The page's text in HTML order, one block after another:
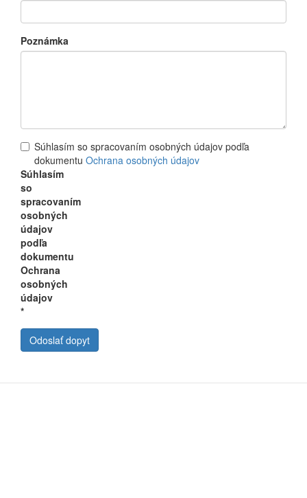
Poznámka
Súhlasím so spracovaním osobných údajov podľa
dokumentu Ochrana osobných údajov
Súhlasím
so
spracovaním
osobných
údajov
podľa
dokumentu
Ochrana
osobných
údajov
*
Odoslať dopyt